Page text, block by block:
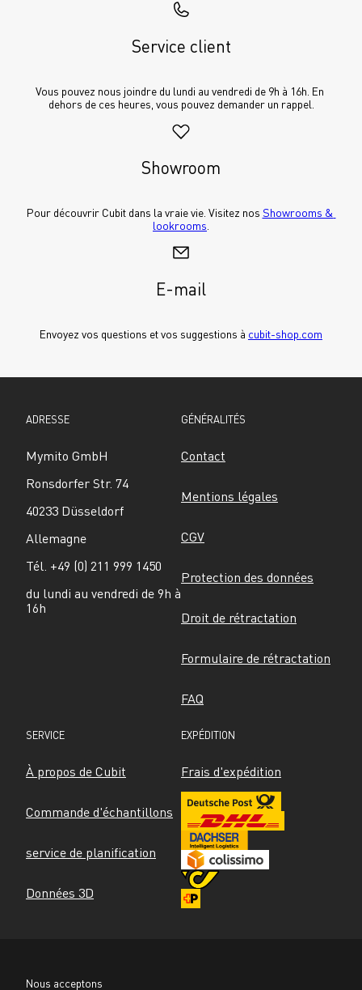
Service client
Vous pouvez nous joindre du lundi au vendredi de 9h à 16h. En
dehors de ces heures, vous pouvez demander un rappel.
Showroom
Pour découvrir Cubit dans la vraie vie. Visitez nos Showrooms &
lookrooms
E-mail
Envoyez vos questions et vos suggestions à cubit-shop.com
ADRESSE
Mymito GmbH
Ronsdorfer Str. 74
40233 Düsseldorf
Allemagne
Tél. +49 (0) 211 999 1450
du lundi au vendredi de 9h à
16h
GÉNÉRALITÉS
Contact
Mentions légales
CGV
Protection des données
Droit de rétractation
Formulaire de rétractation
FAQ
SERVICE
À propos de Cubit
Commande d'échantillons
service de planification
Données 3D
EXPÉDITION
Frais d'expédition
Nous acceptons